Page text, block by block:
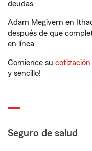
deudas.
Adam Megivern en
después de que
en línea.
Comience su cotización
y sencillo!
Seguro de salud